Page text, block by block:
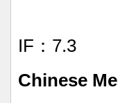
IF：7.3
Chinese